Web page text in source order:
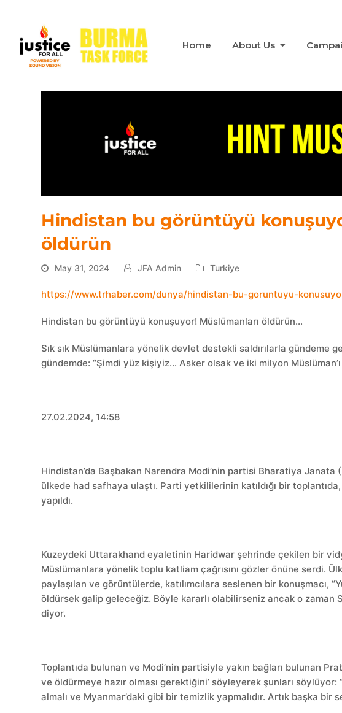
Home About Us
Hindistan bu görüntüyü
öldürün
May 31, 2024 JFA Admin Turkiye
https://www.trhaber.com/dunya/hindistan-bu-goruntuyu-
Hindistan bu görüntüyü konuşuyor! Müslümanları öldürün…
Sık sık Müslümanlara yönelik devlet destekli saldırılarla gündeme
gündemde: “Şimdi yüz kişiyiz… Asker olsak ve iki milyon
27.02.2024, 14:58
Hindistan’da Başbakan Narendra Modi’nin partisi Bharatiya Janata
ülkede had safhaya ulaştı. Parti yetkililerinin katıldığı bir
yapıldı.
Kuzeydeki Uttarakhand eyaletinin Haridwar şehrinde çekilen bir
Müslümanlara yönelik toplu katliam çağrısını gözler önüne serdi.
paylaşılan ve görüntülerde, katılımcılara seslenen bir konuşmacı,
öldürsek galip geleceğiz. Böyle kararlı olabilirseniz ancak o zaman
diyor.
Toplantıda bulunan ve Modi’nin partisiyle yakın bağları bulunan
ve öldürmeye hazır olması gerektiğini’ söyleyerek şunları
almalı ve Myanmar’daki gibi bir temizlik yapmalıdır. Artık başka bir